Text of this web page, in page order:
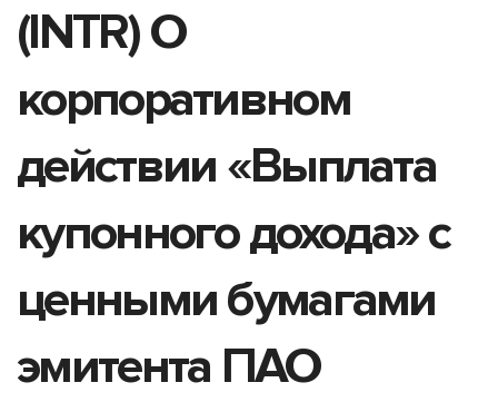
(INTR) О
корпоративном
действии «Выплата
купонного дохода» с
ценными бумагами
эмитента ПАО